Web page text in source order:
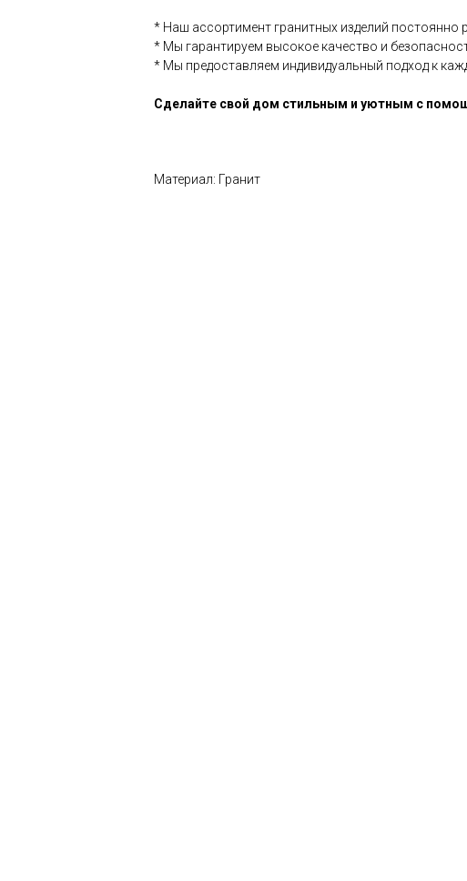
* Наш ассортимент гранитных изделий постоянно
* Мы гарантируем высокое качество и
* Мы предоставляем индивидуальный подход к
Сделайте свой дом стильным и уютным с
Материал: Гранит